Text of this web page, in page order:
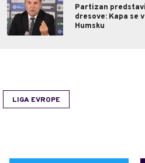
Partizan
dresove: Kapa se
Humsku
LIGA EVROPE